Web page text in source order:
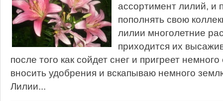
ассортимент лилий, и
пополнять свою
лилии многолетние
приходится их
после того как сойдет снег и пригреет
вносить удобрения и вскапываю немного
Лилии...